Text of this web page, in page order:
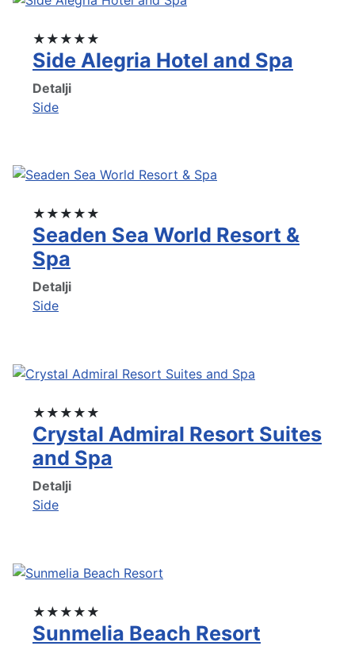
★★★★★
Side Alegria Hotel and Spa
Detalji
Side
★★★★★
Seaden Sea World Resort &
Spa
Detalji
Side
★★★★★
Crystal Admiral Resort Suites
and Spa
Detalji
Side
★★★★★
Sunmelia Beach Resort